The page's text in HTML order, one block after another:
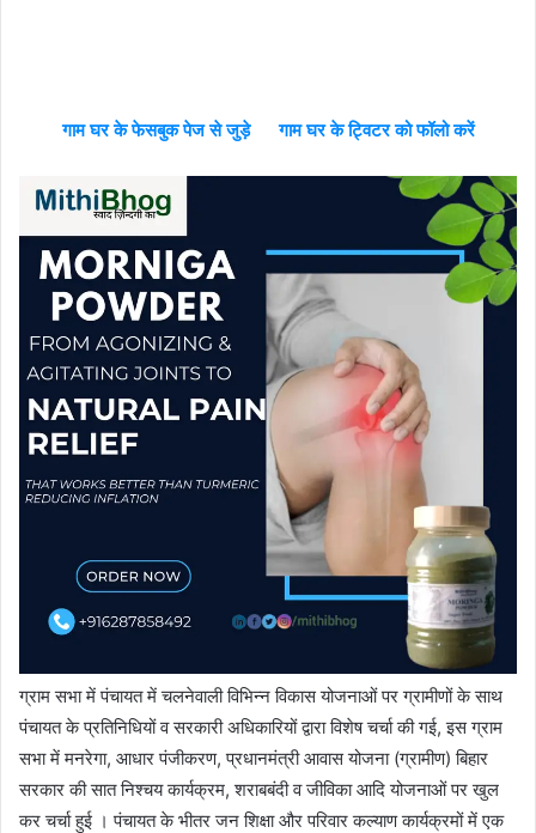
गाम घर के फेसबुक पेज से जुड़े गाम घर के ट्विटर को फॉलो करें
ग्राम सभा में पंचायत में चलनेवाली विभिन्न विकास योजनाओं पर ग्रामीणों के साथ
पंचायत के प्रतिनिधियों व सरकारी अधिकारियों द्वारा विशेष चर्चा की गई, इस ग्राम
सभा में मनरेगा, आधार पंजीकरण, प्रधानमंत्री आवास योजना (ग्रामीण) बिहार
सरकार की सात निश्चय कार्यक्रम, शराबबंदी व जीविका आदि योजनाओं पर खुल
कर चर्चा हुई । पंचायत के भीतर जन शिक्षा और परिवार कल्याण कार्यक्रमों में एक